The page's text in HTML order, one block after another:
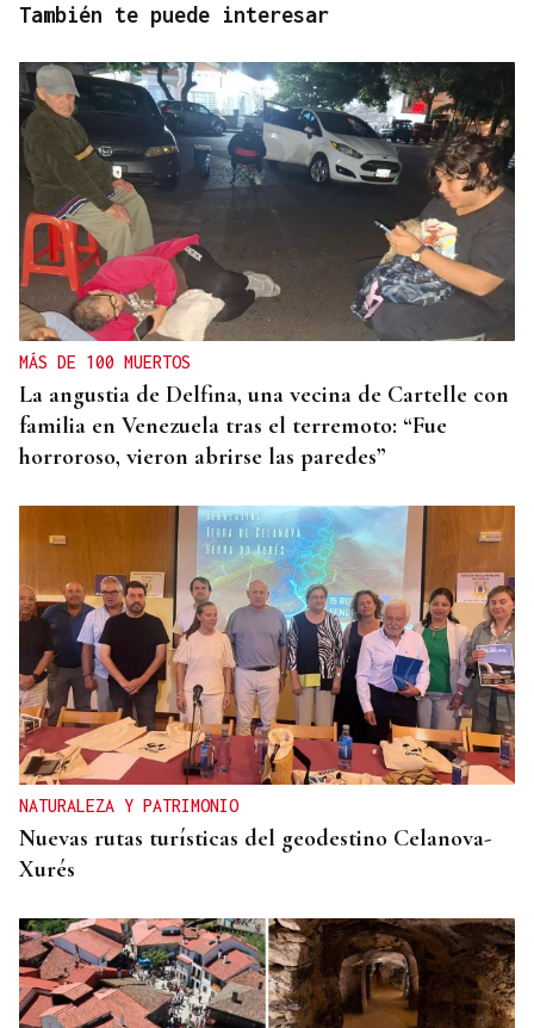
También te puede interesar
MÁS DE 100 MUERTOS
La angustia de Delfina, una vecina de Cartelle con
familia en Venezuela tras el terremoto: “Fue
horroroso, vieron abrirse las paredes”
NATURALEZA Y PATRIMONIO
Nuevas rutas turísticas del geodestino Celanova-
Xurés